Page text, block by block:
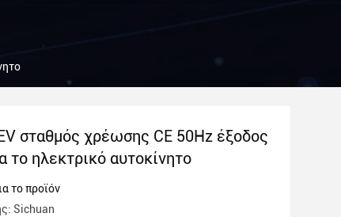
σταθμός χρέωσης CE 50Hz έξοδος
το ηλεκτρικό αυτοκίνητο
το προϊόν
Sichuan